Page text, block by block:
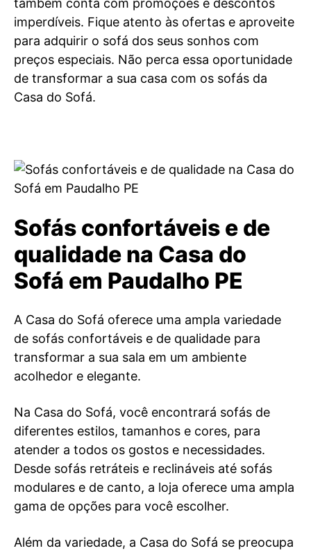
também conta com promoções e descontos
imperdíveis. Fique atento às ofertas e aproveite
para adquirir o sofá dos seus sonhos com
preços especiais. Não perca essa oportunidade
de transformar a sua casa com os sofás da
Casa do Sofá.
Sofás confortáveis e de
qualidade na Casa do
Sofá em Paudalho PE
A Casa do Sofá oferece uma ampla variedade
de sofás confortáveis e de qualidade para
transformar a sua sala em um ambiente
acolhedor e elegante.
Na Casa do Sofá, você encontrará sofás de
diferentes estilos, tamanhos e cores, para
atender a todos os gostos e necessidades.
Desde sofás retráteis e reclináveis até sofás
modulares e de canto, a loja oferece uma ampla
gama de opções para você escolher.
Além da variedade, a Casa do Sofá se preocupa